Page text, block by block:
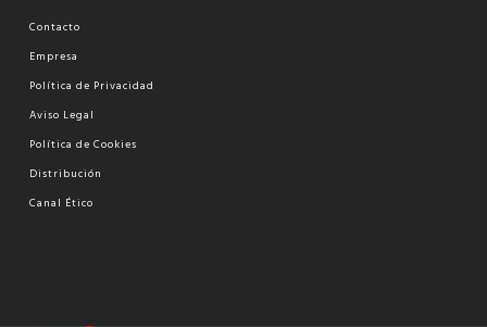
Contacto
Empresa
Política de Privacidad
Aviso Legal
Política de Cookies
Distribución
Canal Ético